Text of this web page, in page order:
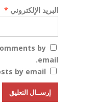
البريد الإلكتروني *
by
email.
by email.